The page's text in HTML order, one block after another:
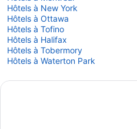
Hôtels à New York
Hôtels à Ottawa
Hôtels à Tofino
Hôtels à Halifax
Hôtels à Tobermory
Hôtels à Waterton Park